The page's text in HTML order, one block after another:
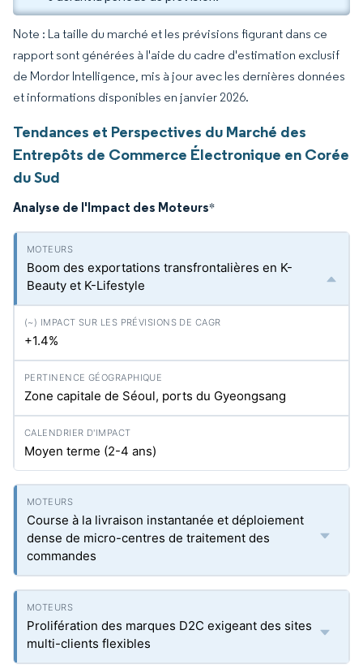
Note : La taille du marché et les prévisions figurant dans ce
rapport sont générées à l'aide du cadre d'estimation exclusif
de Mordor Intelligence, mis à jour avec les dernières données
et informations disponibles en janvier 2026.
Tendances et Perspectives du Marché des
Entrepôts de Commerce Électronique en Corée
du Sud
Analyse de l'Impact des Moteurs*
Boom des exportations transfrontalières en K-
Beauty et K-Lifestyle
+1.4%
Zone capitale de Séoul, ports du Gyeongsang
Moyen terme (2-4 ans)
Course à la livraison instantanée et déploiement
dense de micro-centres de traitement des
commandes
Prolifération des marques D2C exigeant des sites
multi-clients flexibles